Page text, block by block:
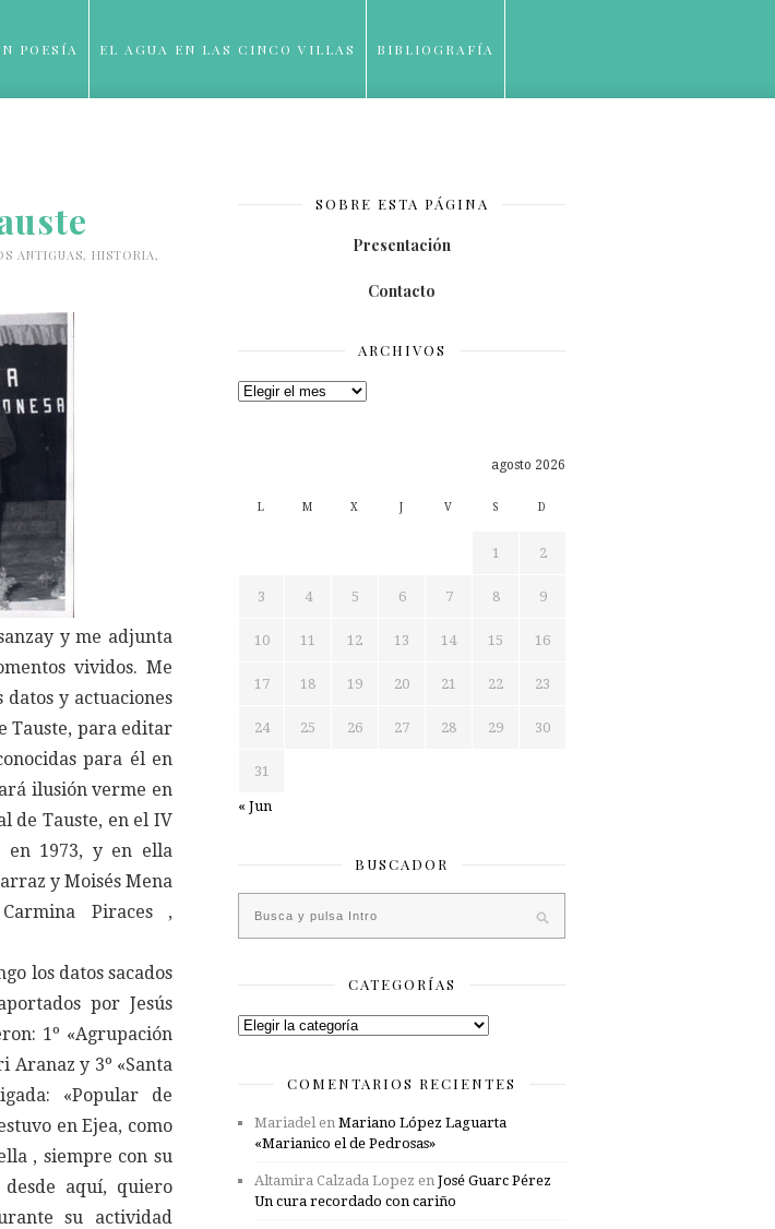
POESÍA EL AGUA EN LAS CINCO VILLAS BIBLIOGRAFÍA
ANTIGUAS, HISTORIA,
y me adjunta
vividos. Me
y actuaciones
Tauste, para editar
para él en
ilusión verme en
de Tauste, en el IV
en 1973, y en ella
y Moisés Mena
Piraces ,
los datos sacados
por Jesús
1º «Agrupación
Aranaz y 3º «Santa
«Popular de
en Ejea, como
, siempre con su
aquí, quiero
su actividad
SOBRE ESTA PÁGINA
Presentación
Contacto
ARCHIVOS
Archivos
agosto 2026
L M X J V S D
1 2
3 4 5 6 7 8 9
10 11 12 13 14 15 16
17 18 19 20 21 22 23
24 25 26 27 28 29 30
31
« Jun
BUSCADOR
CATEGORÍAS
Categorías
COMENTARIOS RECIENTES
Mariadelen Mariano López Laguarta
«Marianico el de Pedrosas»
Altamira Calzada Lopez en José Guarc Pérez
Un cura recordado con cariño